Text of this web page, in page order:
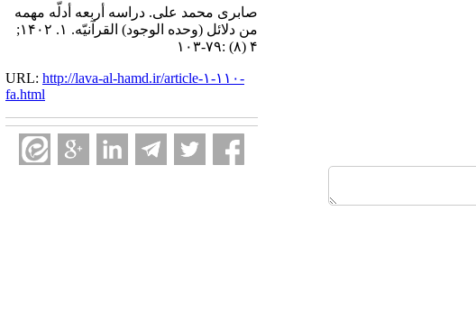
صابری محمد علی. دراسه أربعه أدلّه مهمه
من دلائل (وحده الوجود) القرآنیّه. ۱. ۱۴۰۲;
۴ (۸) :۷۹-۱۰۳
URL: http://lava-al-hamd.ir/article-۱-۱۱۰-
fa.html